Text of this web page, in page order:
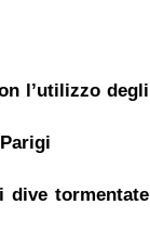
l’utilizzo degli
dive tormentate